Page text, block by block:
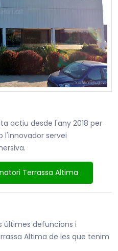
actiu desde l'any 2018 per
l'innovador servei
Terrassa Altima
últimes defuncions i
Altima de les que tenim